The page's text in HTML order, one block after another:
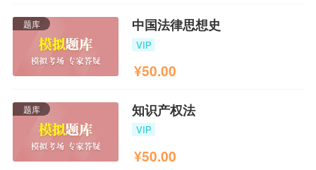
题库 中国法律思想史
VIP
¥50.00
题库 知识产权法
VIP
¥50.00